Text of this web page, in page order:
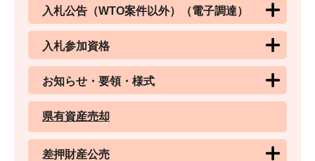
入札公告（WTO案件以外）（電子調達）
入札参加資格
お知らせ・要領・様式
県有資産売却
差押財産公売